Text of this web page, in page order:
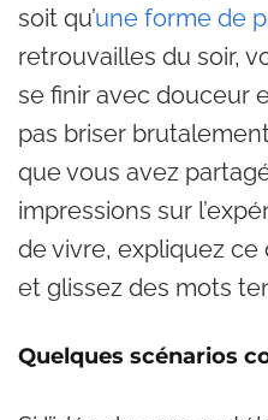
soit qu’une forme de
retrouvailles du soir,
se finir avec douceur
pas briser
que vous avez
impressions sur
de vivre, expliquez
et glissez des mots
Quelques scénarios